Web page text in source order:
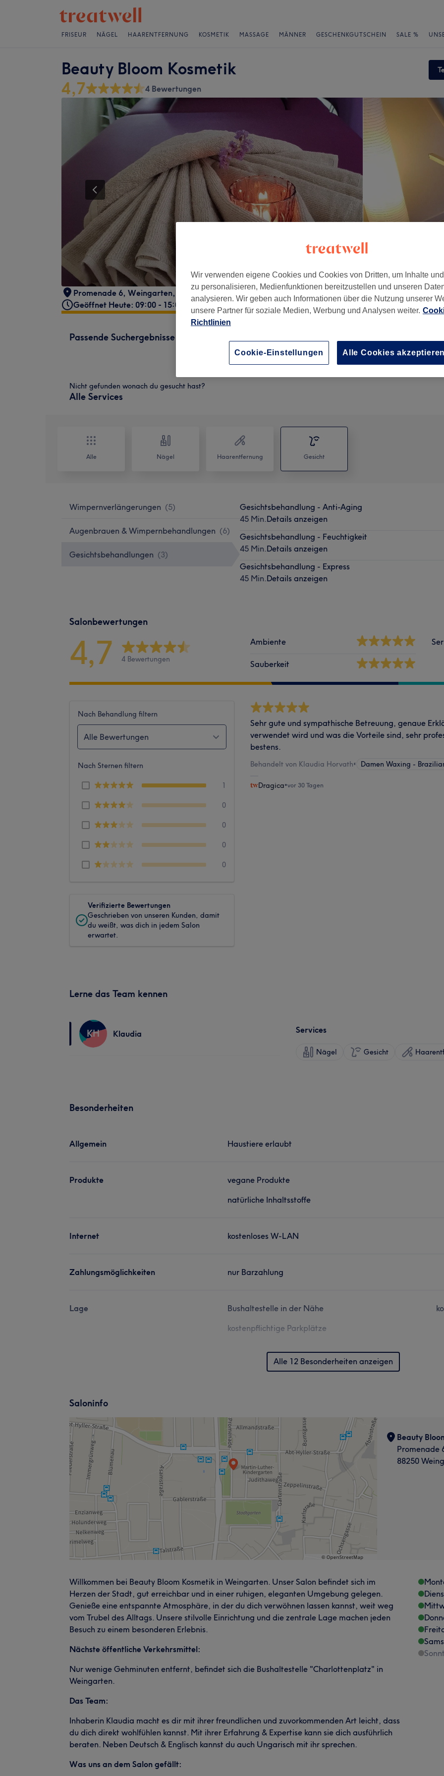
FRISEUR NÄGEL HAARENTFERNUNG KOSMETIK MASSAGE MÄNNER GESCHENKGUTSCHEIN SALE %
Beauty Bloom Kosmetik
4,7 4 Bewertungen
Promenade 6, Weingarten,
88250
Geöffnet Heute: 09:00 - 15:00
Passende Suchergebnisse
45 Min.Details anzeigen
Nicht gefunden wonach du gesucht hast?
Alle Services
Alle Nägel Haarentfernung Gesicht
Wimpernverlängerungen (5)
Augenbrauen & Wimpernbehandlungen (6)
Gesichtsbehandlungen (3)
Gesichtsbehandlung - Anti-Aging
45 Min.Details anzeigen
Gesichtsbehandlung - Feuchtigkeit
45 Min.Details anzeigen
Gesichtsbehandlung - Express
45 Min.Details anzeigen
Salonbewertungen
4,7 4 Bewertungen
Ambiente
Sauberkeit
Nach Behandlung filtern
Alle Bewertungen
Nach Sternen filtern
1
0
0
0
0
Verifizierte Bewertungen
Geschrieben von unseren Kunden, damit
du weißt, was dich in jedem Salon
erwartet.
Sehr gute und sympathische Betreuung, genaue
verwendet wird und was die Vorteile sind, sehr
bestens.
Behandelt von Klaudia Horvath• Damen Waxing -
Dragica•vor 30 Tagen
Lerne das Team kennen
KH Klaudia Services
Nägel Gesicht
Besonderheiten
Allgemein Haustiere erlaubt
Produkte
vegane Produkte
natürliche Inhaltsstoffe
Internet kostenloses W-LAN
Zahlungsmöglichkeiten nur Barzahlung
Lage
Bushaltestelle in der Nähe
kostenpflichtige Parkplätze
Alle 12 Besonderheiten anzeigen
Saloninfo
Beauty
Promenade
88250
Willkommen bei Beauty Bloom Kosmetik in Weingarten. Unser Salon befindet sich im
Herzen der Stadt, gut erreichbar und in einer ruhigen, eleganten Umgebung gelegen.
Genieße eine entspannte Atmosphäre, in der du dich verwöhnen lassen kannst, weit weg
vom Trubel des Alltags. Unsere stilvolle Einrichtung und die zentrale Lage machen jeden
Besuch zu einem besonderen Erlebnis.
Nächste öffentliche Verkehrsmittel:
Nur wenige Gehminuten entfernt, befindet sich die Bushaltestelle "Charlottenplatz" in
Weingarten.
Das Team:
Inhaberin Klaudia macht es dir mit ihrer freundlichen und zuvorkommenden Art leicht, dass
du dich direkt wohlfühlen kannst. Mit ihrer Erfahrung & Expertise kann sie dich ausführlich
beraten. Neben Deutsch & Englisch kannst du auch Ungarisch mit ihr sprechen.
Was uns an dem Salon gefällt:
Wir verwenden eigene Cookies und Cookies von Dritten, um Inhalte
zu personalisieren, Medienfunktionen bereitzustellen und unseren
analysieren. Wir geben auch Informationen über die Nutzung unserer
unsere Partner für soziale Medien, Werbung und Analysen weiter.
Richtlinien
Cookie-Einstellungen Alle Cookies akzeptieren